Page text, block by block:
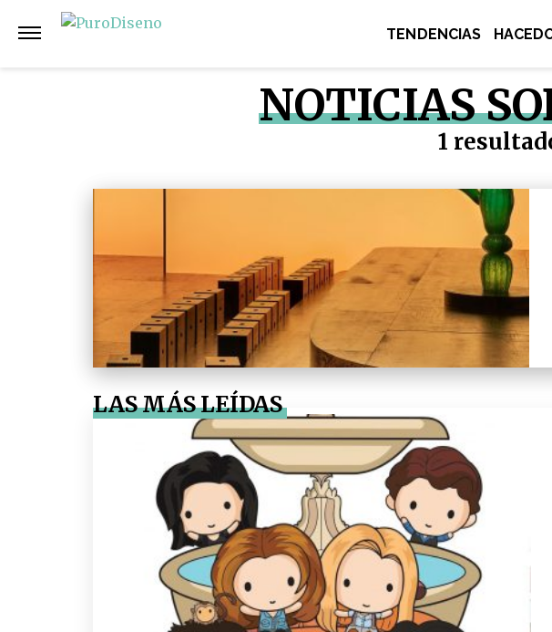
TENDENCIAS
NOTICIAS
1
LAS MÁS LEÍDAS